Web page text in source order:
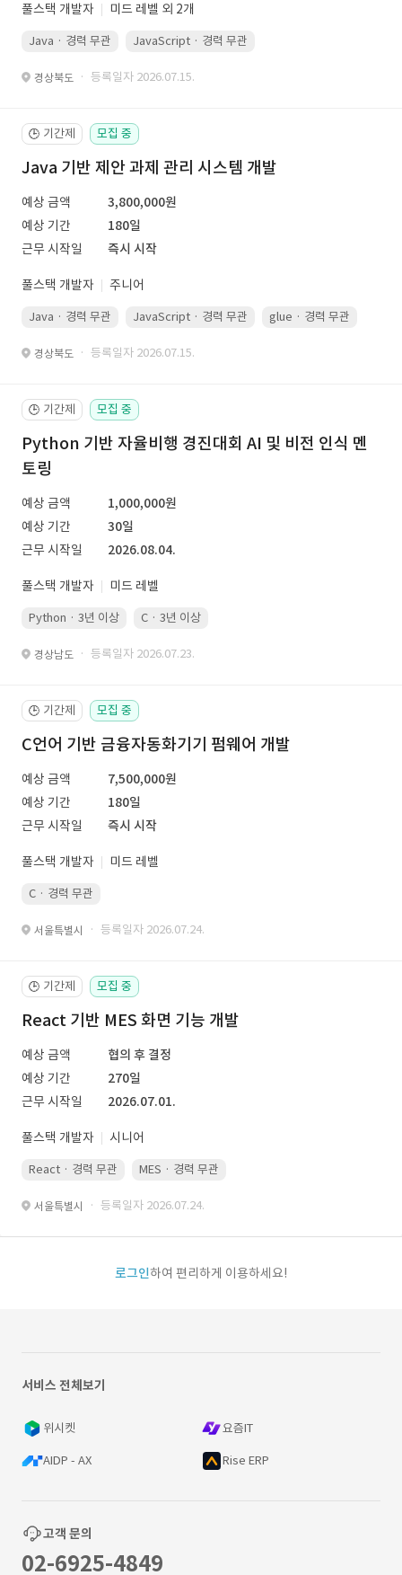
풀스택 개발자 미드 레벨 외 2개
Java · 경력 무관 JavaScript · 경력 무관
경상북도 · 등록일자 2026.07.15.
🕒 기간제 모집 중
Java 기반 제안 과제 관리 시스템 개발
예상 금액
3,800,000원
예상 기간
180일
근무 시작일
즉시 시작
풀스택 개발자 주니어
Java · 경력 무관 JavaScript · 경력 무관 glue · 경력 무관
경상북도 · 등록일자 2026.07.15.
🕒 기간제 모집 중
Python 기반 자율비행 경진대회 AI 및 비전 인식 멘
토링
예상 금액
1,000,000원
예상 기간
30일
근무 시작일
2026.08.04.
풀스택 개발자 미드 레벨
Python · 3년 이상 C · 3년 이상
경상남도 · 등록일자 2026.07.23.
🕒 기간제 모집 중
C언어 기반 금융자동화기기 펌웨어 개발
예상 금액
7,500,000원
예상 기간
180일
근무 시작일
즉시 시작
풀스택 개발자 미드 레벨
C · 경력 무관
서울특별시 · 등록일자 2026.07.24.
🕒 기간제 모집 중
React 기반 MES 화면 기능 개발
예상 금액
협의 후 결정
예상 기간
270일
근무 시작일
2026.07.01.
풀스택 개발자 시니어
React · 경력 무관 MES · 경력 무관
서울특별시 · 등록일자 2026.07.24.
로그인하여 편리하게 이용하세요!
서비스 전체보기
위시켓 요즘IT
AIDP - AX Rise ERP
고객 문의
02-6925-4849